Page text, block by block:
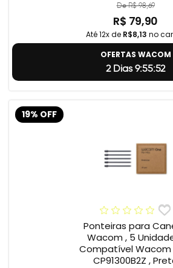
De R$ 98,69
R$ 79,90
Até 12x de R$8,13 no
OFERTAS WACOM
2 Dias 9:55:51
19% OFF
Ponteiras para
Wacom , 5
Compatível Wacom
CP91300B2Z ,